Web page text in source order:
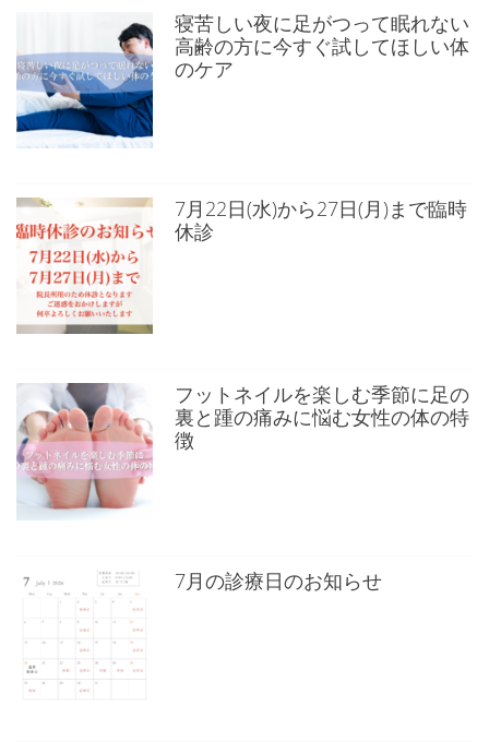
寝苦しい夜に足がつって眠れない
高齢の方に今すぐ試してほしい体
のケア
7月22日(水)から27日(月)まで臨時
休診
フットネイルを楽しむ季節に足の
裏と踵の痛みに悩む女性の体の特
徴
7月の診療日のお知らせ